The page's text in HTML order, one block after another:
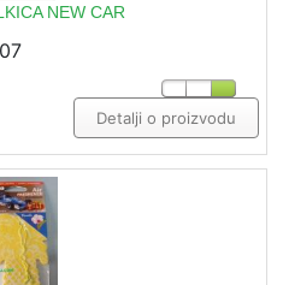
NEW CAR
Detalji o proizvodu